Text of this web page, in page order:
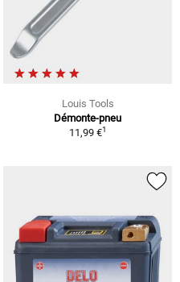
Louis Tools
Démonte-pneu
11,99 €1